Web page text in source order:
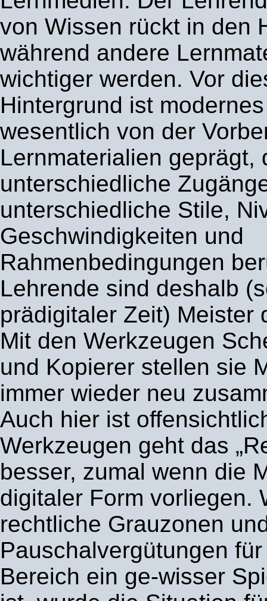
von Wissen rückt in den
während andere
wichtiger werden. Vor
Hintergrund ist
wesentlich von der
Lernmaterialien geprägt,
unterschiedliche
unterschiedliche Stile,
Geschwindigkeiten und
Rahmenbedingungen
Lehrende sind deshalb
prädigitaler Zeit) Meister
Mit den Werkzeugen
und Kopierer stellen sie
immer wieder neu
Auch hier ist
Werkzeugen geht das
besser, zumal wenn die
digitaler Form vorliegen.
rechtliche Grauzonen
Pauschalvergütungen
Bereich ein ge-wisser